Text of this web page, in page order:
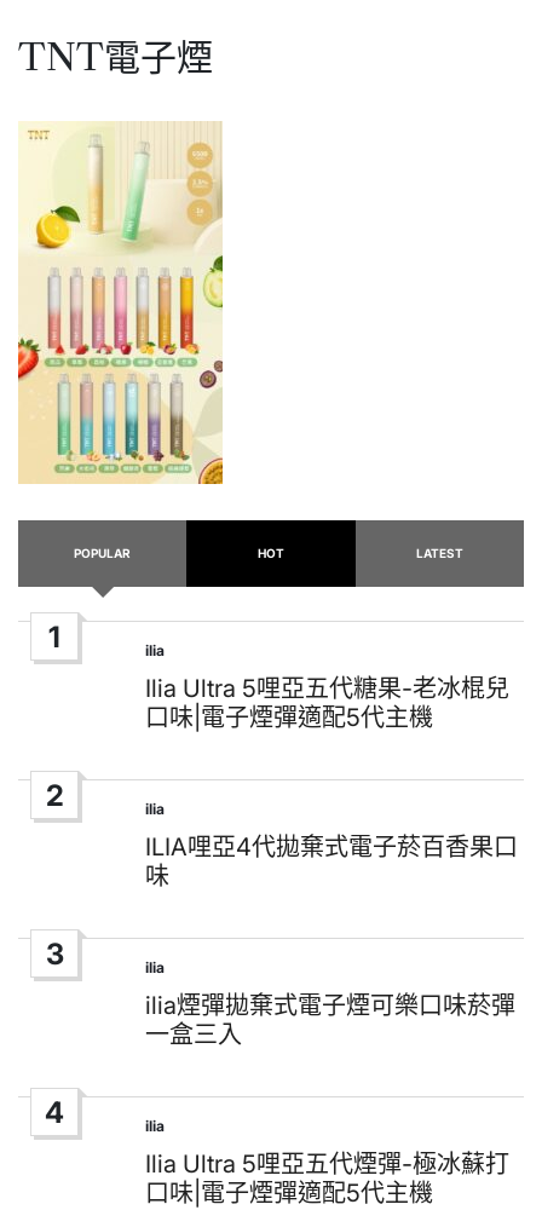
TNT電子煙
POPULAR HOT LATEST
1
Posted
in
ilia
Ilia Ultra 5哩亞五代糖果-老冰棍兒
口味|電子煙彈適配5代主機
2
Posted
in
ilia
ILIA哩亞4代拋棄式電子菸百香果口
味
3
Posted
in
ilia
ilia煙彈拋棄式電子煙可樂口味菸彈
一盒三入
4
Posted
in
ilia
Ilia Ultra 5哩亞五代煙彈-極冰蘇打
口味|電子煙彈適配5代主機